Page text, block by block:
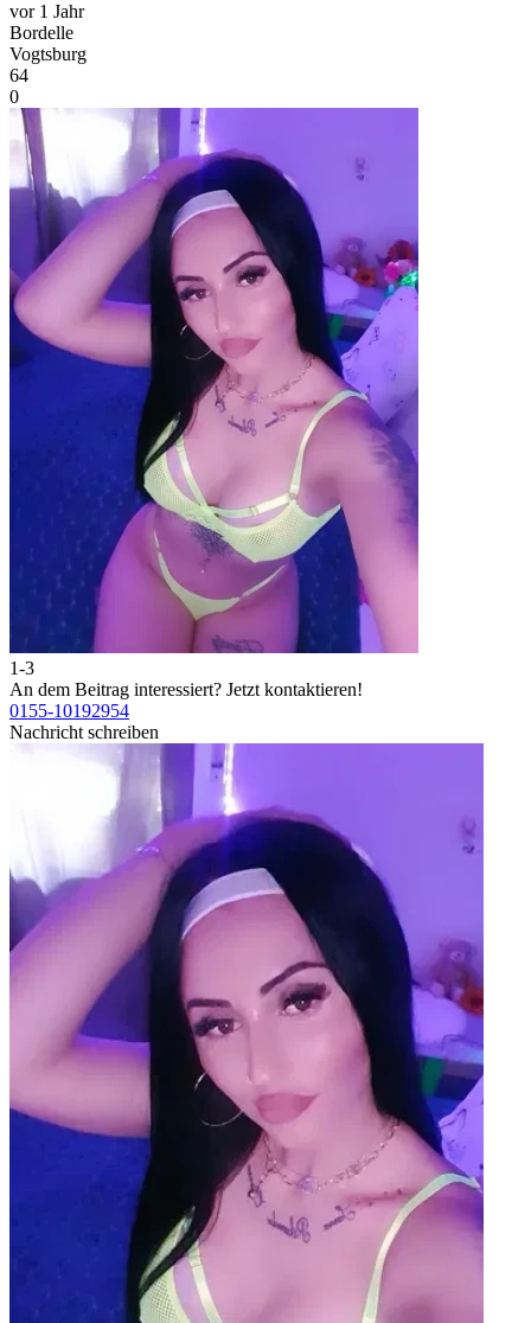
vor 1 Jahr
Bordelle
Vogtsburg
64
0
1-3
An dem Beitrag interessiert? Jetzt kontaktieren!
0155-10192954
Nachricht schreiben